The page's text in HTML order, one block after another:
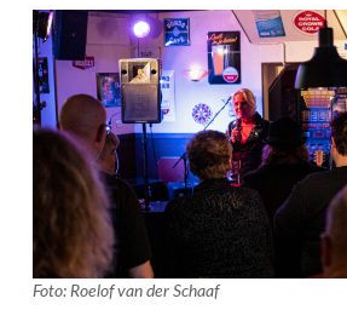
Foto: Roelof van der Schaaf